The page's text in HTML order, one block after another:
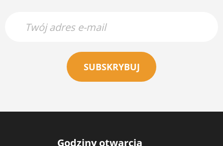
SUBSKRYBUJ
Godziny otwarcia